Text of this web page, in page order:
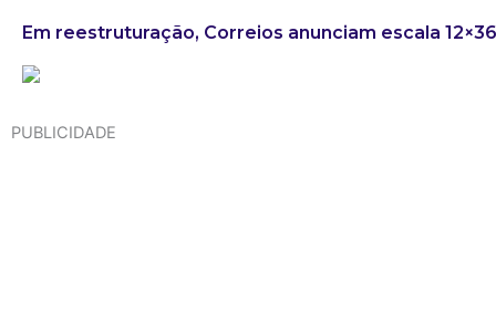
Em reestruturação, Correios anunciam escala
PUBLICIDADE